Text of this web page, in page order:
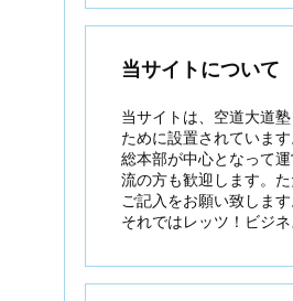
当サイトについて
当サイトは、空道大道
ために設置されています
総本部が中心となって
流の方も歓迎します。
ご記入をお願い致しま
それではレッツ！ビジ